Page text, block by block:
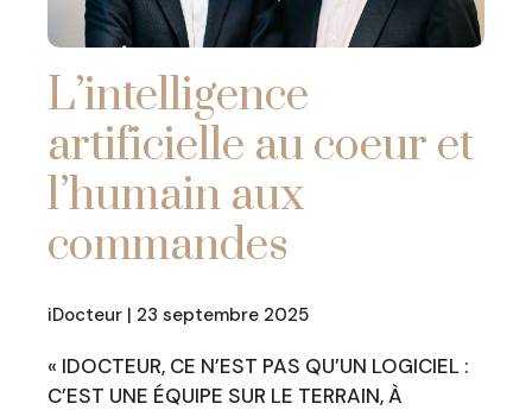
L’intelligence
artificielle au coeur et
l’humain aux
commandes
iDocteur | 23 septembre 2025
« IDOCTEUR, CE N’EST PAS QU’UN LOGICIEL :
C’EST UNE ÉQUIPE SUR LE TERRAIN, À